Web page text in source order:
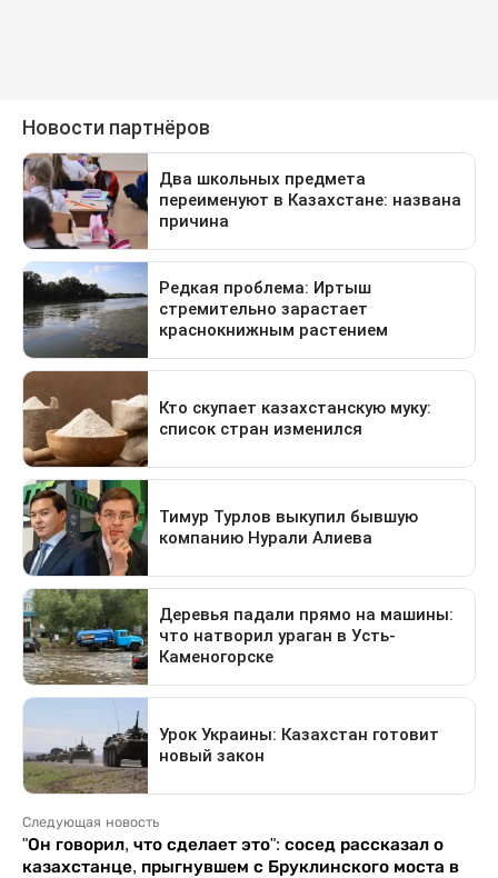
Следующая новость
"Он говорил, что сделает это": сосед рассказал о
казахстанце, прыгнувшем с Бруклинского моста в